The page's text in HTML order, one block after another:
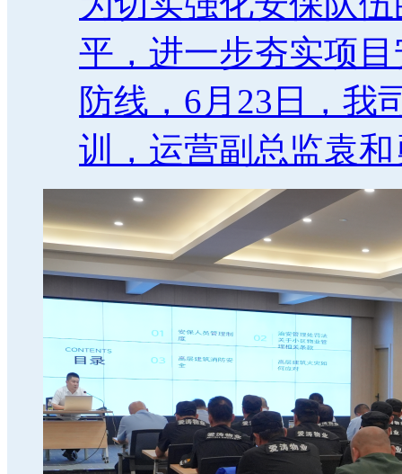
平，进一步夯实项
防线，6月23日，我
训，运营副总监袁